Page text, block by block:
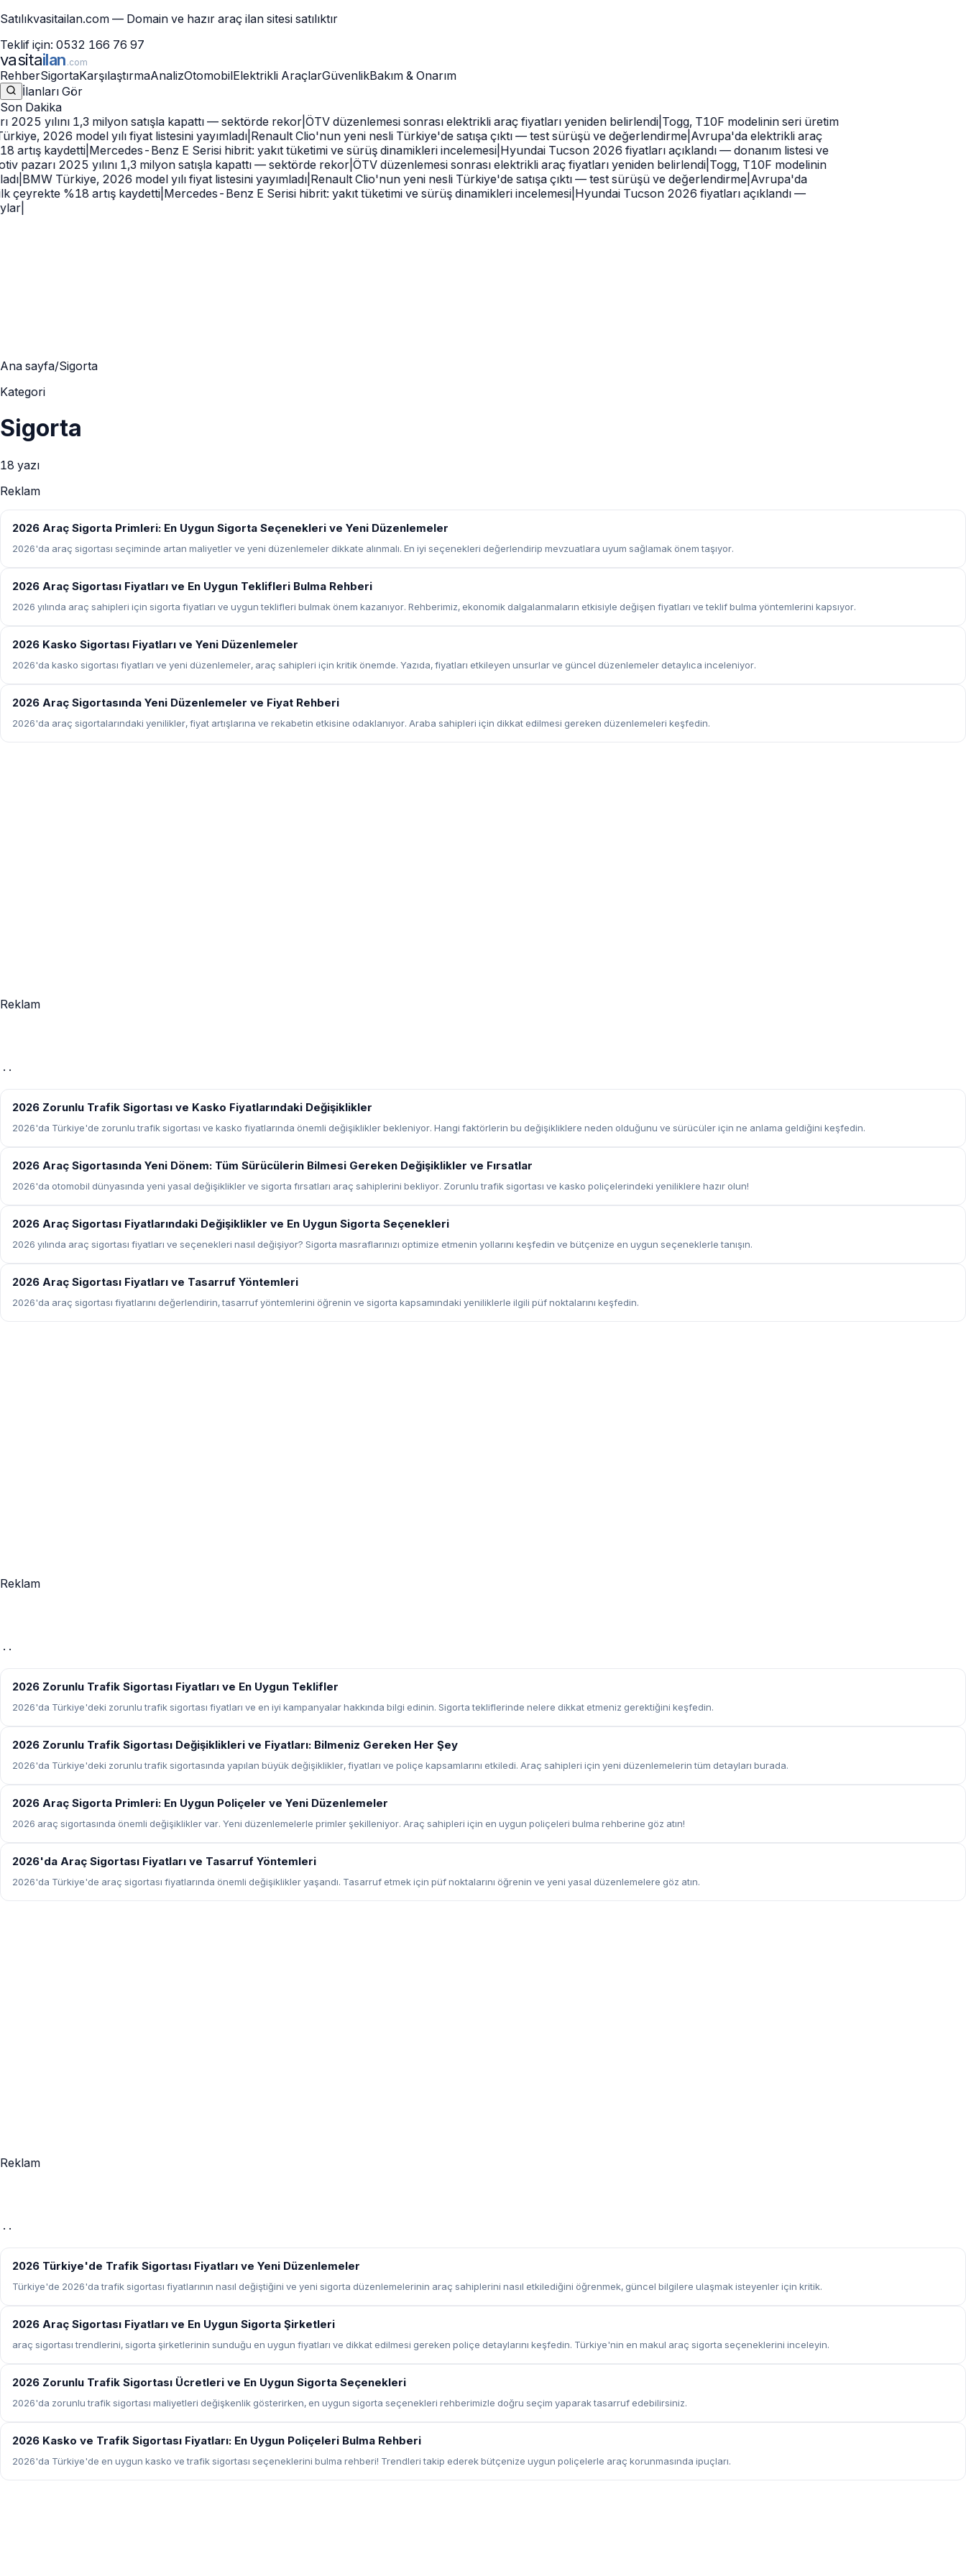
Satılıkvasitailan.com — Domain ve hazır araç ilan sitesi satılıktır
Teklif için: 0532 166 76 97
vasitailan .com
RehberSigortaKarşılaştırmaAnalizOtomobilElektrikli AraçlarGüvenlikBakım & Onarım
İlanları Gör
Son Dakika
yılını 1,3 milyon satışla kapattı — sektörde rekor|ÖTV düzenlemesi sonrası elektrikli araç fiyatları yeniden belirlendi|Togg, T10F modelinin seri üretim
2026 model yılı fiyat listesini yayımladı|Renault Clio'nun yeni nesli Türkiye'de satışa çıktı — test sürüşü ve değerlendirme|Avrupa'da elektrikli araç
artış kaydetti|Mercedes-Benz E Serisi hibrit: yakıt tüketimi ve sürüş dinamikleri incelemesi|Hyundai Tucson 2026 fiyatları açıklandı — donanım listesi ve
2025 yılını 1,3 milyon satışla kapattı — sektörde rekor|ÖTV düzenlemesi sonrası elektrikli araç fiyatları yeniden belirlendi|Togg, T10F modelinin
|BMW Türkiye, 2026 model yılı fiyat listesini yayımladı|Renault Clio'nun yeni nesli Türkiye'de satışa çıktı — test sürüşü ve değerlendirme|Avrupa'da
%18 artış kaydetti|Mercedes-Benz E Serisi hibrit: yakıt tüketimi ve sürüş dinamikleri incelemesi|Hyundai Tucson 2026 fiyatları açıklandı —
|
Ana sayfa/Sigorta
Kategori
Sigorta
18 yazı
Reklam
SIGORTA
2026 Araç Sigorta Primleri: En Uygun Sigorta Seçenekleri ve Yeni Düzenlemeler
2026'da araç sigortası seçiminde artan maliyetler ve yeni düzenlemeler dikkate alınmalı. En iyi seçenekleri değerlendirip mevzuatlara uyum sağlamak önem taşıyor.
SIGORTA
2026 Araç Sigortası Fiyatları ve En Uygun Teklifleri Bulma Rehberi
2026 yılında araç sahipleri için sigorta fiyatları ve uygun teklifleri bulmak önem kazanıyor. Rehberimiz, ekonomik dalgalanmaların etkisiyle değişen fiyatları ve teklif bulma yöntemlerini kapsıyor.
SIGORTA
2026 Kasko Sigortası Fiyatları ve Yeni Düzenlemeler
2026'da kasko sigortası fiyatları ve yeni düzenlemeler, araç sahipleri için kritik önemde. Yazıda, fiyatları etkileyen unsurlar ve güncel düzenlemeler detaylıca inceleniyor.
SIGORTA
2026 Araç Sigortasında Yeni Düzenlemeler ve Fiyat Rehberi
2026'da araç sigortalarındaki yenilikler, fiyat artışlarına ve rekabetin etkisine odaklanıyor. Araba sahipleri için dikkat edilmesi gereken düzenlemeleri keşfedin.
Reklam
· ·
SIGORTA
2026 Zorunlu Trafik Sigortası ve Kasko Fiyatlarındaki Değişiklikler
2026'da Türkiye'de zorunlu trafik sigortası ve kasko fiyatlarında önemli değişiklikler bekleniyor. Hangi faktörlerin bu değişikliklere neden olduğunu ve sürücüler için ne anlama geldiğini keşfedin.
SIGORTA
2026 Araç Sigortasında Yeni Dönem: Tüm Sürücülerin Bilmesi Gereken Değişiklikler ve Fırsatlar
2026'da otomobil dünyasında yeni yasal değişiklikler ve sigorta fırsatları araç sahiplerini bekliyor. Zorunlu trafik sigortası ve kasko poliçelerindeki yeniliklere hazır olun!
SIGORTA
2026 Araç Sigortası Fiyatlarındaki Değişiklikler ve En Uygun Sigorta Seçenekleri
2026 yılında araç sigortası fiyatları ve seçenekleri nasıl değişiyor? Sigorta masraflarınızı optimize etmenin yollarını keşfedin ve bütçenize en uygun seçeneklerle tanışın.
SIGORTA
2026 Araç Sigortası Fiyatları ve Tasarruf Yöntemleri
2026'da araç sigortası fiyatlarını değerlendirin, tasarruf yöntemlerini öğrenin ve sigorta kapsamındaki yeniliklerle ilgili püf noktalarını keşfedin.
Reklam
· ·
SIGORTA
2026 Zorunlu Trafik Sigortası Fiyatları ve En Uygun Teklifler
2026'da Türkiye'deki zorunlu trafik sigortası fiyatları ve en iyi kampanyalar hakkında bilgi edinin. Sigorta tekliflerinde nelere dikkat etmeniz gerektiğini keşfedin.
SIGORTA
2026 Zorunlu Trafik Sigortası Değişiklikleri ve Fiyatları: Bilmeniz Gereken Her Şey
2026'da Türkiye'deki zorunlu trafik sigortasında yapılan büyük değişiklikler, fiyatları ve poliçe kapsamlarını etkiledi. Araç sahipleri için yeni düzenlemelerin tüm detayları burada.
SIGORTA
2026 Araç Sigorta Primleri: En Uygun Poliçeler ve Yeni Düzenlemeler
2026 araç sigortasında önemli değişiklikler var. Yeni düzenlemelerle primler şekilleniyor. Araç sahipleri için en uygun poliçeleri bulma rehberine göz atın!
SIGORTA
2026'da Araç Sigortası Fiyatları ve Tasarruf Yöntemleri
2026'da Türkiye'de araç sigortası fiyatlarında önemli değişiklikler yaşandı. Tasarruf etmek için püf noktalarını öğrenin ve yeni yasal düzenlemelere göz atın.
Reklam
· ·
SIGORTA
2026 Türkiye'de Trafik Sigortası Fiyatları ve Yeni Düzenlemeler
Türkiye'de 2026'da trafik sigortası fiyatlarının nasıl değiştiğini ve yeni sigorta düzenlemelerinin araç sahiplerini nasıl etkilediğini öğrenmek, güncel bilgilere ulaşmak isteyenler için kritik.
SIGORTA
2026 Araç Sigortası Fiyatları ve En Uygun Sigorta Şirketleri
araç sigortası trendlerini, sigorta şirketlerinin sunduğu en uygun fiyatları ve dikkat edilmesi gereken poliçe detaylarını keşfedin. Türkiye'nin en makul araç sigorta seçeneklerini inceleyin.
SIGORTA
2026 Zorunlu Trafik Sigortası Ücretleri ve En Uygun Sigorta Seçenekleri
2026'da zorunlu trafik sigortası maliyetleri değişkenlik gösterirken, en uygun sigorta seçenekleri rehberimizle doğru seçim yaparak tasarruf edebilirsiniz.
SIGORTA
2026 Kasko ve Trafik Sigortası Fiyatları: En Uygun Poliçeleri Bulma Rehberi
2026'da Türkiye'de en uygun kasko ve trafik sigortası seçeneklerini bulma rehberi! Trendleri takip ederek bütçenize uygun poliçelerle araç korunmasında ipuçları.